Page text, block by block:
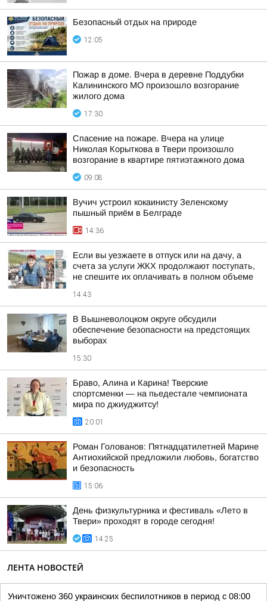
Безопасный отдых на природе
12:05
Пожар в доме. Вчера в деревне Поддубки
Калининского МО произошло возгорание
жилого дома
17:30
Спасение на пожаре. Вчера на улице
Николая Корыткова в Твери произошло
возгорание в квартире пятиэтажного дома
09:08
Вучич устроил кокаинисту Зеленскому
пышный приём в Белграде
14:36
Если вы уезжаете в отпуск или на дачу, а
счета за услуги ЖКХ продолжают поступать,
не спешите их оплачивать в полном объеме
14:43
В Вышневолоцком округе обсудили
обеспечение безопасности на предстоящих
выборах
15:30
Браво, Алина и Карина! Тверские
спортсменки — на пьедестале чемпионата
мира по джиуджитсу!
20:01
Роман Голованов: Пятнадцатилетней Марине
Антиохийской предложили любовь, богатство
и безопасность
15:06
День физкультурника и фестиваль «Лето в
Твери» проходят в городе сегодня!
14:25
ЛЕНТА НОВОСТЕЙ
Уничтожено 360 украинских беспилотников в период с 08:00